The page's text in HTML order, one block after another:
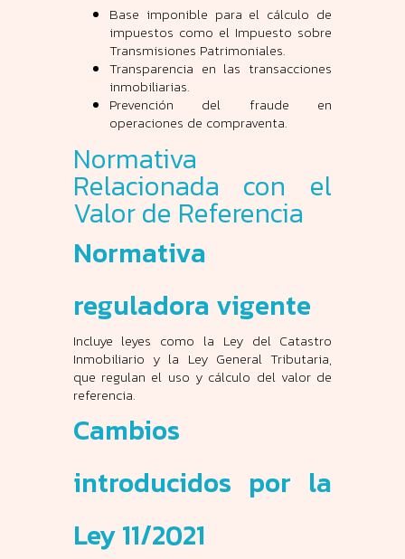
Base imponible para el cálculo de
impuestos como el Impuesto sobre
Transmisiones Patrimoniales.
Transparencia en las transacciones
inmobiliarias.
Prevención del fraude en
operaciones de compraventa.
Normativa
Relacionada con el
Valor de Referencia
Normativa
reguladora vigente
Incluye leyes como la Ley del Catastro
Inmobiliario y la Ley General Tributaria,
que regulan el uso y cálculo del valor de
referencia.
Cambios
introducidos por la
Ley 11/2021